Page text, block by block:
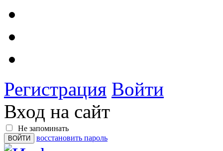
Регистрация Войти
Вход на сайт
Не запоминать
восстановить пароль